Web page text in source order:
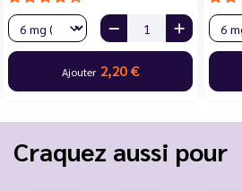
Ajouter 2,20 €
Craquez aussi pour